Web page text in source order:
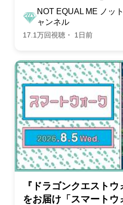
“CDTVライブ！ライ
NOT EQUAL ME ノッ
ャンネル
17.1万回視聴・ 1日前
『ドラゴンクエスト
をお届け「スマートウ